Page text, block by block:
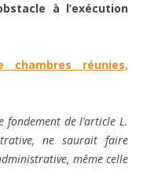
à l’exécution
chambres réunies,
de l’article L.
ne saurait faire
même celle